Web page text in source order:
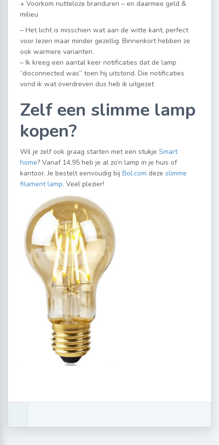
+ Voorkom nutteloze branduren – en daarmee geld &
milieu
– Het licht is misschien wat aan de witte kant, perfect
voor lezen maar minder gezellig. Binnenkort hebben ze
ook warmere varianten.
– Ik kreeg een aantal keer notificaties dat de lamp
“disconnected was” toen hij uitstond. Die notificaties
vond ik wat overdreven dus heb ik uitgezet
Zelf een slimme lamp
kopen?
Wil je zelf ook graag starten met een stukje Smart
home? Vanaf 14,95 heb je al zo’n lamp in je huis of
kantoor. Je bestelt eenvoudig bij Bol.com deze slimme
filament lamp. Veel plezier!